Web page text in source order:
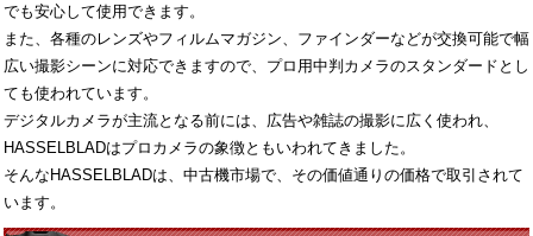
でも安心して使用できます。
また、各種のレンズやフィルムマガジン、ファインダーなどが交換可能で幅
広い撮影シーンに対応できますので、プロ用中判カメラのスタンダードとし
ても使われています。
デジタルカメラが主流となる前には、広告や雑誌の撮影に広く使われ、
HASSELBLADはプロカメラの象徴ともいわれてきました。
そんなHASSELBLADは、中古機市場で、その価値通りの価格で取引されて
います。